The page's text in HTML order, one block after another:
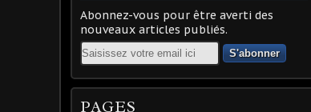
Abonnez-vous pour être averti des
nouveaux articles publiés.
Email
PAGES